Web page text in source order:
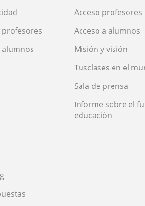
profesores
alumnos
Acceso profesores
Acceso a alumnos
Misión y visión
Tusclases en el
Sala de prensa
Informe sobre el
educación